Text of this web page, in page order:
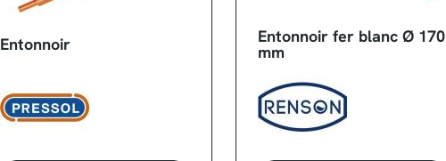
Entonnoir Entonnoir fer blanc Ø 170
mm